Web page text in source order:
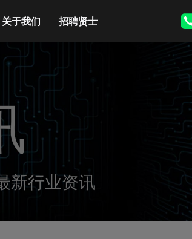
关于我们 招聘贤士
新行业资讯